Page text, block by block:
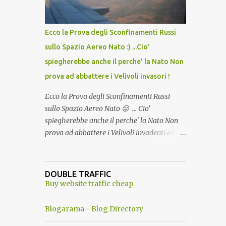
del Capo, era "spettacolare Ghiacciato, ma
andava bene anche, a Temperatura
Ambiente"! Riproponiamo l'articolo per NON
Ecco la Prova degli Sconfinamenti Russi
sullo Spazio Aereo Nato :) ...Cio'
spiegherebbe anche il perche' la Nato Non
prova ad abbattere i Velivoli invasori !
Ecco la Prova degli Sconfinamenti Russi
sullo Spazio Aereo Nato 😛 ... Cio'
spiegherebbe anche il perche' la Nato Non
prova ad abbattere i Velivoli invadenti ed
alcuna notizia di un'invasione dello spazio
aereo NATO da parte di un robot chiamato
ancora una fantasia Nato o forse una "False
DOUBLE TRAFFIC
Buy website traffic cheap
Blogarama - Blog Directory